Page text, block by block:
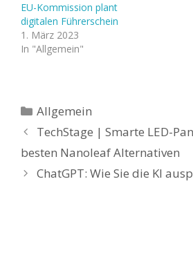
EU-Kommission plant
digitalen Führerschein
1. März 2023
In "Allgemein"
Kategorien
Allgemein
TechStage | Smarte LED-
besten Nanoleaf Alternativen
ChatGPT: Wie Sie die KI